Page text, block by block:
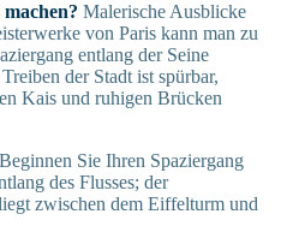
Malerische Ausblicke
von Paris kann man zu
entlang der Seine
der Stadt ist spürbar,
Kais und ruhigen Brücken
Beginnen Sie Ihren Spaziergang
des Flusses; der
zwischen dem Eiffelturm und